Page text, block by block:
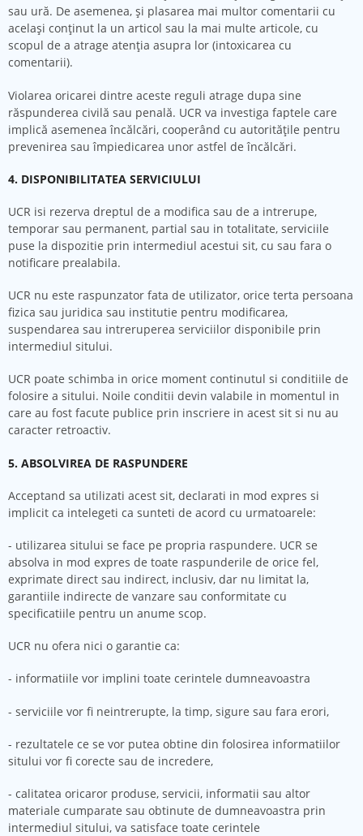
sau ură. De asemenea, şi plasarea mai multor comentarii cu
acelaşi conţinut la un articol sau la mai multe articole, cu
scopul de a atrage atenţia asupra lor (intoxicarea cu
comentarii).
Violarea oricarei dintre aceste reguli atrage dupa sine
răspunderea civilă sau penală. UCR va investiga faptele care
implică asemenea încălcări, cooperând cu autorităţile pentru
prevenirea sau împiedicarea unor astfel de încălcări.
4. DISPONIBILITATEA SERVICIULUI
UCR isi rezerva dreptul de a modifica sau de a intrerupe,
temporar sau permanent, partial sau in totalitate, serviciile
puse la dispozitie prin intermediul acestui sit, cu sau fara o
notificare prealabila.
UCR nu este raspunzator fata de utilizator, orice terta persoana
fizica sau juridica sau institutie pentru modificarea,
suspendarea sau intreruperea serviciilor disponibile prin
intermediul sitului.
UCR poate schimba in orice moment continutul si conditiile de
folosire a sitului. Noile conditii devin valabile in momentul in
care au fost facute publice prin inscriere in acest sit si nu au
caracter retroactiv.
5. ABSOLVIREA DE RASPUNDERE
Acceptand sa utilizati acest sit, declarati in mod expres si
implicit ca intelegeti ca sunteti de acord cu urmatoarele:
- utilizarea sitului se face pe propria raspundere. UCR se
absolva in mod expres de toate raspunderile de orice fel,
exprimate direct sau indirect, inclusiv, dar nu limitat la,
garantiile indirecte de vanzare sau conformitate cu
specificatiile pentru un anume scop.
UCR nu ofera nici o garantie ca:
- informatiile vor implini toate cerintele dumneavoastra
- serviciile vor fi neintrerupte, la timp, sigure sau fara erori,
- rezultatele ce se vor putea obtine din folosirea informatiilor
sitului vor fi corecte sau de incredere,
- calitatea oricaror produse, servicii, informatii sau altor
materiale cumparate sau obtinute de dumneavoastra prin
intermediul sitului, va satisface toate cerintele